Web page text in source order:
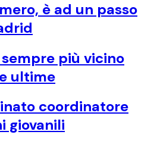
è ad un passo
più vicino
ultime
coordinatore
giovanili